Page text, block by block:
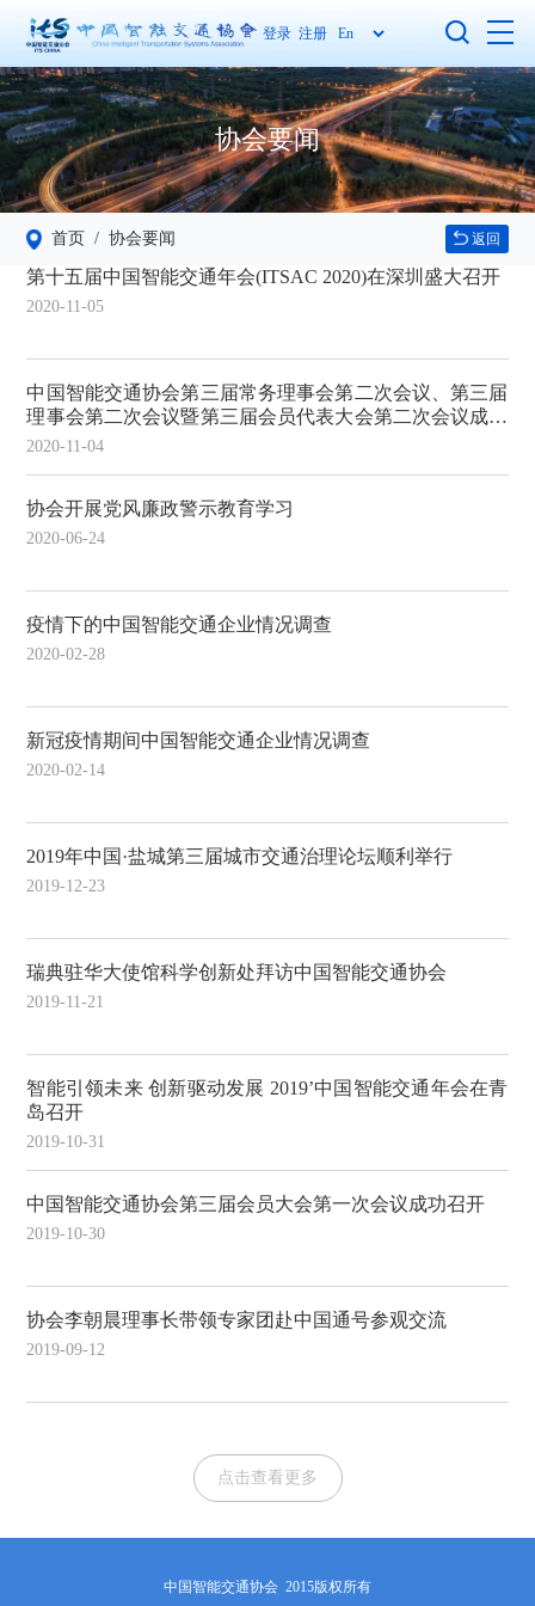
登录注册
协会要闻
首页 / 协会要闻 返回
第十五届中国智能交通年会(ITSAC 2020)在深圳盛大召开
2020-11-05
中国智能交通协会第三届常务理事会第二次会议、第三届
理事会第二次会议暨第三届会员代表大会第二次会议成功
召开
2020-11-04
协会开展党风廉政警示教育学习
2020-06-24
疫情下的中国智能交通企业情况调查
2020-02-28
新冠疫情期间中国智能交通企业情况调查
2020-02-14
2019年中国·盐城第三届城市交通治理论坛顺利举行
2019-12-23
瑞典驻华大使馆科学创新处拜访中国智能交通协会
2019-11-21
智能引领未来 创新驱动发展 2019’中国智能交通年会在青
岛召开
2019-10-31
中国智能交通协会第三届会员大会第一次会议成功召开
2019-10-30
协会李朝晨理事长带领专家团赴中国通号参观交流
2019-09-12
点击查看更多
中国智能交通协会 2015版权所有